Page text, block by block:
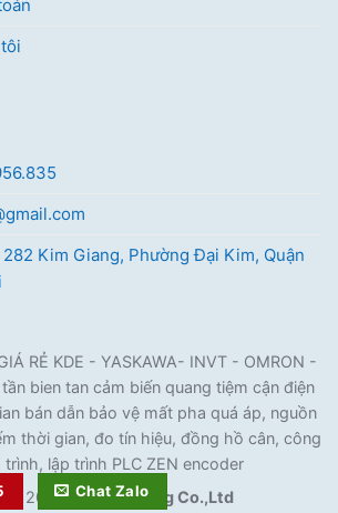
282 Kim Giang, Phường Đại Kim, Quận
RẺ KDE - YASKAWA- INVT - OMRON -
bien tan cảm biến quang tiệm cận điện
bán dẫn bảo vệ mất pha quá áp, nguồn
thời gian, đo tín hiệu, đồng hồ cân, công
lập trình PLC ZEN encoder
2026 ©Hưng Long Co.,Ltd
Chat Zalo